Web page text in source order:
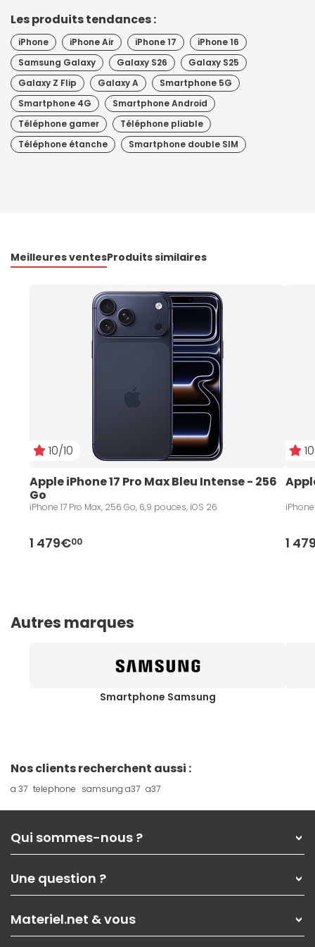
Les produits tendances :
iPhone iPhone Air iPhone 17
iPhone 16
Samsung Galaxy
Galaxy S26
Galaxy S25
Galaxy Z Flip
Galaxy A
Smartphone 5G
Smartphone 4G
Smartphone Android
Téléphone gamer
Téléphone pliable
Téléphone étanche
Smartphone double SIM
Meilleures ventesProduits similaires
10/10
Apple iPhone 17 Pro Max Bleu Intense - 256
Go
iPhone 17 Pro Max, 256 Go, 6,9 pouces, iOS 26
1 479€00 1
Autres marques
Smartphone Samsung
Nos clients recherchent aussi :
a 37 telephone samsung a37 a37
Qui sommes-nous ?
Nos services
Les magasins Materiel.net
Nos solutions pour les pros
Contactez-nous
Une question ?
Paiement, livraison
Garanties,Pack Zen
Materiel.net & vous